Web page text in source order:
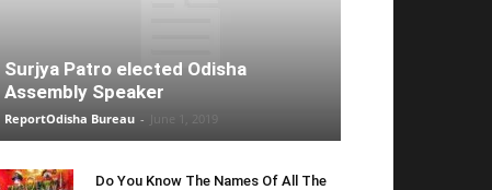
Surjya Patro elected Odisha
Assembly Speaker
ReportOdisha Bureau -
Do You Know The Names Of All The